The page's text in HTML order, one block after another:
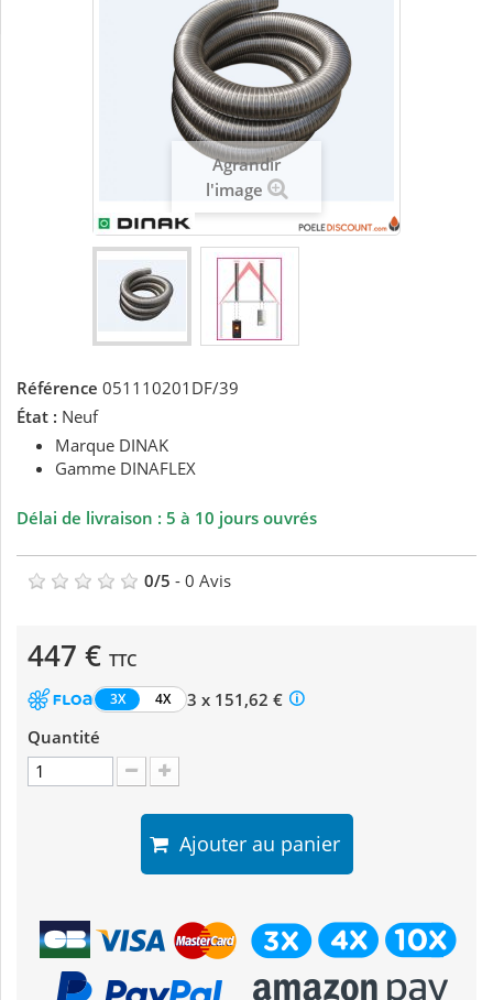
Agrandir
l'image
Référence 051110201DF/39
État : Neuf
Marque DINAK
Gamme DINAFLEX
Délai de livraison : 5 à 10 jours ouvrés
0/5 - 0 Avis
447 € TTC
3X 4X
3 x 151,62 €
Quantité
Ajouter au panier